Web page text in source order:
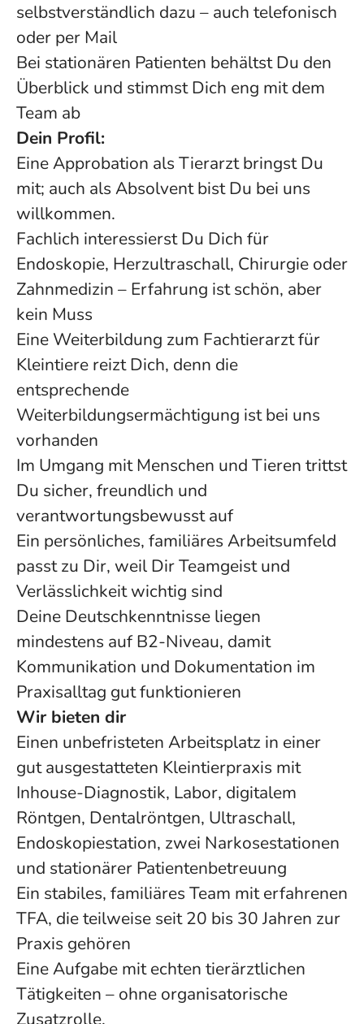
selbstverständlich dazu – auch telefonisch
oder per Mail
Bei stationären Patienten behältst Du den
Überblick und stimmst Dich eng mit dem
Team ab
Dein Profil:
Eine Approbation als Tierarzt bringst Du
mit; auch als Absolvent bist Du bei uns
willkommen.
Fachlich interessierst Du Dich für
Endoskopie, Herzultraschall, Chirurgie oder
Zahnmedizin – Erfahrung ist schön, aber
kein Muss
Eine Weiterbildung zum Fachtierarzt für
Kleintiere reizt Dich, denn die
entsprechende
Weiterbildungsermächtigung ist bei uns
vorhanden
Im Umgang mit Menschen und Tieren trittst
Du sicher, freundlich und
verantwortungsbewusst auf
Ein persönliches, familiäres Arbeitsumfeld
passt zu Dir, weil Dir Teamgeist und
Verlässlichkeit wichtig sind
Deine Deutschkenntnisse liegen
mindestens auf B2-Niveau, damit
Kommunikation und Dokumentation im
Praxisalltag gut funktionieren
Wir bieten dir
Einen unbefristeten Arbeitsplatz in einer
gut ausgestatteten Kleintierpraxis mit
Inhouse-Diagnostik, Labor, digitalem
Röntgen, Dentalröntgen, Ultraschall,
Endoskopiestation, zwei Narkosestationen
und stationärer Patientenbetreuung
Ein stabiles, familiäres Team mit erfahrenen
TFA, die teilweise seit 20 bis 30 Jahren zur
Praxis gehören
Eine Aufgabe mit echten tierärztlichen
Tätigkeiten – ohne organisatorische
Zusatzrolle.